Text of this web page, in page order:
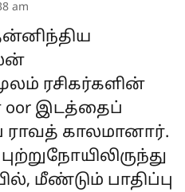
am
ரசிகர்களின்
இடத்தைப்
ராவத் காலமானார்.
மீண்டும் பாதிப்பு